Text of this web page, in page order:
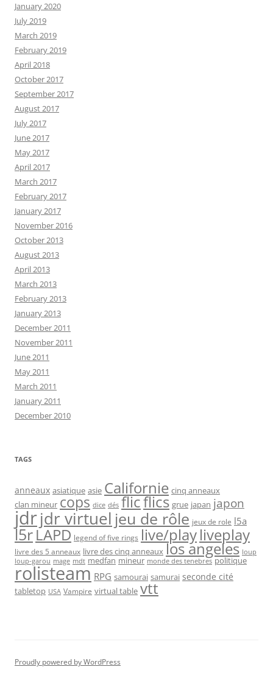
January 2020
July 2019
March 2019
February 2019
April 2018
October 2017
September 2017
August 2017
July 2017
June 2017
May 2017
April 2017
March 2017
February 2017
January 2017
November 2016
October 2013
August 2013
April 2013
March 2013
February 2013
January 2013
December 2011
November 2011
June 2011
May 2011
March 2011
January 2011
December 2010
TAGS
anneaux asiatique asie Californie cinq anneaux
clan mineur cops dice dés flicflics grue japan japon
jdrjdr virtuel jeu de rôle jeux de role l5a
l5rLAPD legend of five rings live/playliveplay
livre des 5 anneaux livre des cinq anneaux los angeles loup
loup-garou mage mdt medfan mineur monde des tenebres politique
rolisteam RPG samourai samurai seconde cité
tabletop USA Vampire virtual table vtt
Proudly powered by WordPress